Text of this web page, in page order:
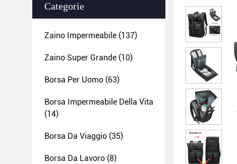
Categorie
Zaino Impermeabile (137)
Zaino Super Grande (10)
Borsa Per Uomo (63)
Borsa Impermeabile Della Vita
(14)
Borsa Da Viaggio (35)
Borsa Da Lavoro (8)